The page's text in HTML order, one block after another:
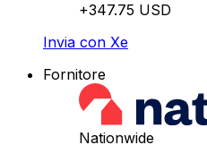
+347.75 USD
Invia con Xe
Fornitore
Nationwide